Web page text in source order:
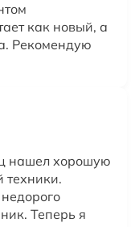
как новый, а
Рекомендую
нашел хорошую
техники.
Теперь я